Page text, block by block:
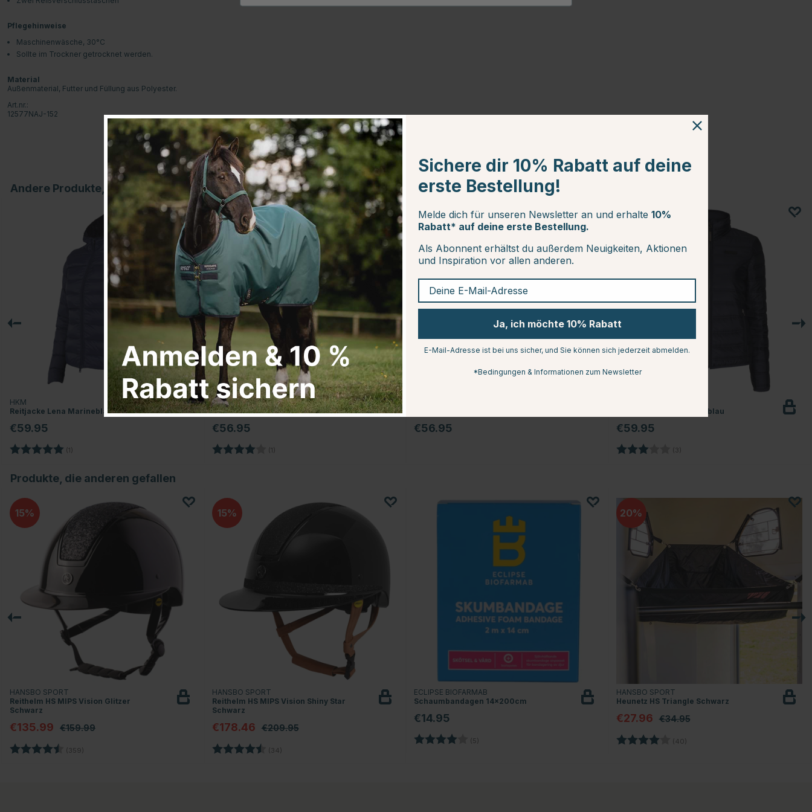
Pflegehinweise
Maschinenwäsche, 30°C
Sollte im Trockner getrocknet werden.
Material
Außenmaterial, Futter und Füllung aus Polyester.
Art.nr.:
12577NAJ-152
Andere Produkte, die Ihnen gefallen könnten
HKM
Reitjacke Lena Marineblau
€59.95
Bewertung: (1)
EQUIPAGE
Reitjacke Jr Harris Marineblau
€56.95
Bewertung: (1)
€56.95
Reitjacke Harris Marineblau
€59.95
Bewertung: (3)
Produkte, die anderen gefallen
15
HANSBO SPORT
Reithelm HS MIPS Vision Glitzer
Schwarz
€135.99 €159.99
Bewertung: (359)
15
HANSBO SPORT
Reithelm HS MIPS Vision Shiny Star
Schwarz
€178.46 €209.95
Bewertung: (34)
ECLIPSE BIOFARMAB
Schaumbandagen 14x200cm
€14.95
Bewertung: (5)
20
HANSBO SPORT
Heunetz HS Triangle Schwarz
€27.96 €34.95
Bewertung: (40)
Sichere dir 10% Rabatt auf deine
erste Bestellung!
Melde dich für unseren Newsletter an und erhalte 10%
Rabatt* auf deine erste Bestellung.
Als Abonnent erhältst du außerdem Neuigkeiten, Aktionen
und Inspiration vor allen anderen.
Deine E-Mail-Adresse
Ja, ich möchte 10% Rabatt
E-Mail-Adresse ist bei uns sicher, und Sie können sich jederzeit abmelden.
*Bedingungen & Informationen zum Newsletter